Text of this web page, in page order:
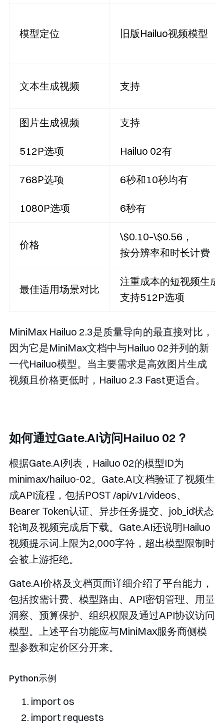
模型定位 旧版Hailuo视频模型
文本生成视频 支持
图片生成视频 支持
512P选项 Hailuo 02有
768P选项 6秒和10秒均有
1080P选项 6秒有
价格
\$0.10–\$0.56，
按分辨率和时长计费
最佳适用场景对比
注重成本的短视频生成
支持512P选项
MiniMax Hailuo 2.3是质量导向的最直接对比，
因为它是MiniMax文档中与Hailuo 02并列的新
一代Hailuo模型。当主要需求是高效图片生成
视频且价格更低时，Hailuo 2.3 Fast更适合。
如何通过Gate.AI访问Hailuo 02？
根据Gate.AI列表，Hailuo 02的模型ID为
minimax/hailuo-02。Gate.AI文档验证了视频生
成API流程，包括POST /api/v1/videos、
Bearer Token认证、异步任务提交、 job_id状态
轮询及视频完成后下载。Gate.AI还说明Hailuo
视频提示词上限为2,000字符，超出模型限制时
会被上游拒绝。
Gate.AI价格及文档页面详细介绍了平台能力，
包括按需计费、模型路由、API密钥管理、用量
洞察、预算保护、组织权限及通过API协议访问
模型。上述平台功能应与MiniMax服务商侧模
型参数和定价区分开来。
Python示例
import os
import requests